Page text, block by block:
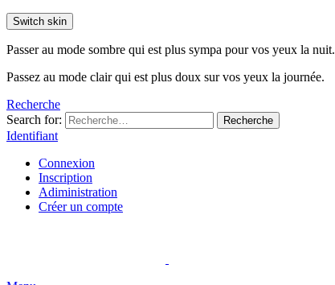
Switch skin
Passer au mode sombre qui est plus sympa pour vos yeux la nuit.
Passez au mode clair qui est plus doux sur vos yeux la journée.
Recherche
Search for:
Recherche
Identifiant
Connexion
Inscription
Adiministration
Créer un compte